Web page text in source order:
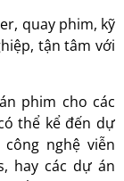
quay phim, kỹ
tận tâm với
phim cho các
thể kể đến dự
nghệ viễn
hay các dự án